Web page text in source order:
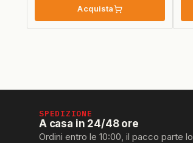
Acquista
SPEDIZIONE
A casa in 24/48 ore
Ordini entro le 10:00, il pacco parte lo